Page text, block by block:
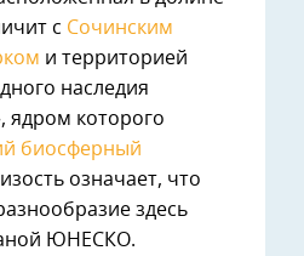
с Сочинским
и территорией
наследия
ядром которого
биосферный
означает, что
здесь
ЮНЕСКО.